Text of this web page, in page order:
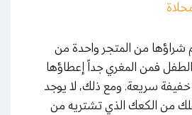
شراؤها من المتجر واحدة من
فمن المغري جداً إعطاؤها
خفيفة سريعة. ومع ذلك، لا يوجد
من الكعك الذي تشتريه من